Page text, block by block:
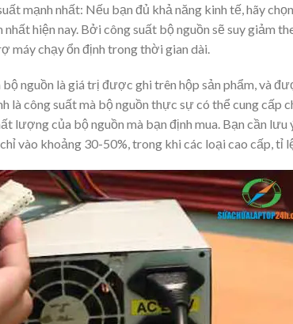
mạnh nhất: Nếu bạn đủ khả năng kinh tế, hãy
hiện nay. Bởi công suất bộ nguồn sẽ suy giảm
máy chạy ổn định trong thời gian dài.
nguồn là giá trị được ghi trên hộp sản phẩm, và
là công suất mà bộ nguồn thực sự có thể cung cấp
lượng của bộ nguồn mà bạn định mua. Bạn cần lưu
vào khoảng 30-50%, trong khi các loại cao cấp, tỉ